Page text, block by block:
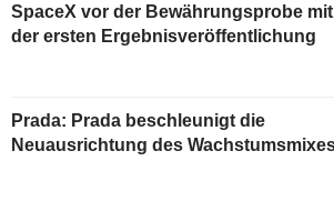
SpaceX vor der Bewährungsprobe mit
der ersten Ergebnisveröffentlichung
Prada: Prada beschleunigt die
Neuausrichtung des